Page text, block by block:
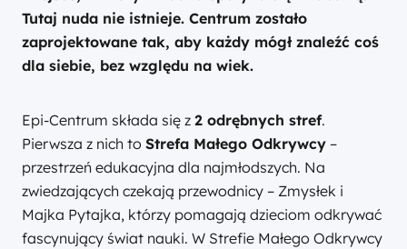
Tutaj nuda nie istnieje. Centrum zostało
zaprojektowane tak, aby każdy mógł znaleźć coś
dla siebie, bez względu na wiek.
Epi-Centrum składa się z 2 odrębnych stref.
Pierwsza z nich to Strefa Małego Odkrywcy –
przestrzeń edukacyjna dla najmłodszych. Na
zwiedzających czekają przewodnicy – Zmysłek i
Majka Pytajka, którzy pomagają dzieciom odkrywać
fascynujący świat nauki. W Strefie Małego Odkrywcy